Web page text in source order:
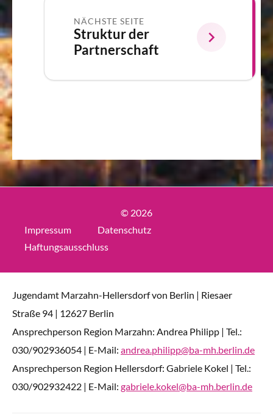
NÄCHSTE SEITE
Struktur der
Partnerschaft
© 2026
Impressum
Datenschutz
Haftungsausschluss
Jugendamt Marzahn-Hellersdorf von Berlin | Riesaer
Straße 94 | 12627 Berlin
Ansprechperson Region Marzahn: Andrea Philipp | Tel.:
030/902936054 | E-Mail: andrea.philipp@ba-mh.berlin.de
Ansprechperson Region Hellersdorf: Gabriele Kokel | Tel.:
030/902932422 | E-Mail: gabriele.kokel@ba-mh.berlin.de